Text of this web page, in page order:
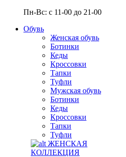
Пн-Вс: с 11-00 до 21-00
Обувь
Женская обувь
Ботинки
Кеды
Кроссовки
Тапки
Туфли
Мужская обувь
Ботинки
Кеды
Кроссовки
Тапки
Туфли
ЖЕНСКАЯ
КОЛЛЕКЦИЯ